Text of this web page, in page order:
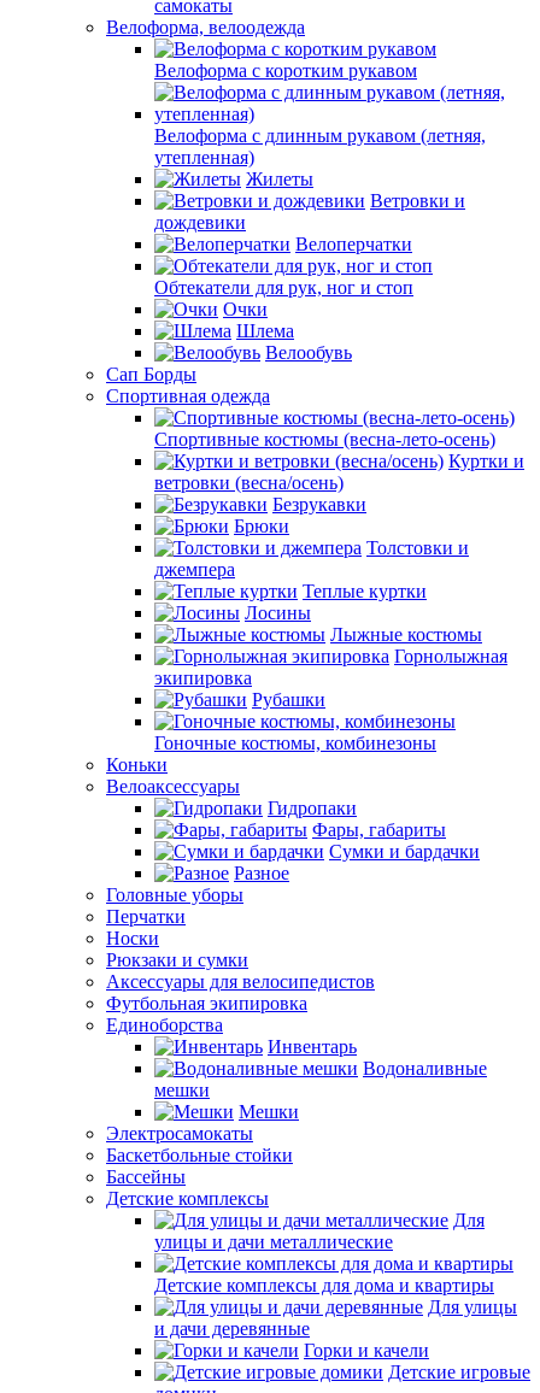
самокаты
Велоформа, велоодежда
Велоформа с коротким рукавом
Велоформа с длинным рукавом (летняя,
утепленная)
Жилеты
Ветровки и
дождевики
Велоперчатки
Обтекатели для рук, ног и стоп
Очки
Шлема
Велообувь
Сап Борды
Спортивная одежда
Спортивные костюмы (весна-лето-осень)
Куртки и
ветровки (весна/осень)
Безрукавки
Брюки
Толстовки и
джемпера
Теплые куртки
Лосины
Лыжные костюмы
Горнолыжная
экипировка
Рубашки
Гоночные костюмы, комбинезоны
Коньки
Велоаксессуары
Гидропаки
Фары, габариты
Сумки и бардачки
Разное
Головные уборы
Перчатки
Носки
Рюкзаки и сумки
Аксессуары для велосипедистов
Футбольная экипировка
Единоборства
Инвентарь
Водоналивные
мешки
Мешки
Электросамокаты
Баскетбольные стойки
Бассейны
Детские комплексы
Для
улицы и дачи металлические
Детские комплексы для дома и квартиры
Для улицы
и дачи деревянные
Горки и качели
Детские игровые